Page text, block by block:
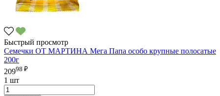
Быстрый просмотр
Семечки ОТ МАРТИНА Мега Папа особо крупные полосатые
200г
20998 ₽
1 шт